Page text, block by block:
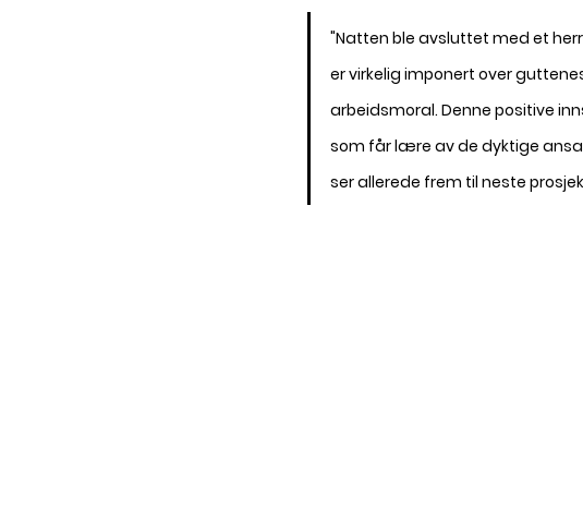
"Natten ble avsluttet med et
er virkelig imponert over
arbeidsmoral. Denne positive
som får lære av de dyktige
ser allerede frem til neste